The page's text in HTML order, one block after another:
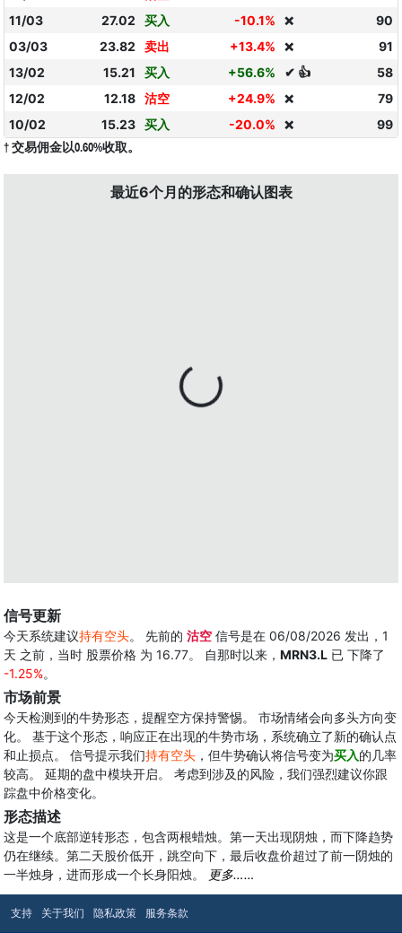
11/03
27.02 买入 -10.1% ❌
90
03/03
23.82 卖出 +13.4% ❌
91
13/02
15.21 买入 +56.6% ✔ 👍
58
12/02
12.18 沽空 +24.9% ❌
79
10/02
15.23 买入 -20.0% ❌ 99
† 交易佣金以0.60%收取。
最近6个月的形态和确认图表
信号更新
今天系统建议持有空头。 先前的 沽空 信号是在 06/08/2026 发出，1
天 之前，当时 股票价格 为 16.77。 自那时以来， MRN3.L 已 下降了
-1.25%。
市场前景
今天检测到的牛势形态，提醒空方保持警惕。 市场情绪会向多头方向变
化。 基于这个形态，响应正在出现的牛势市场，系统确立了新的确认点
和止损点。 信号提示我们持有空头 ，但牛势确认将信号变为买入的几率
较高。 延期的盘中模块开启。 考虑到涉及的风险，我们强烈建议你跟
踪盘中价格变化。
形态描述
这是一个底部逆转形态，包含两根蜡烛。第一天出现阴烛，而下降趋势
仍在继续。第二天股价低开，跳空向下，最后收盘价超过了前一阴烛的
一半烛身，进而形成一个长身阳烛。
更多……
支持 关于我们 隐私政策 服务条款